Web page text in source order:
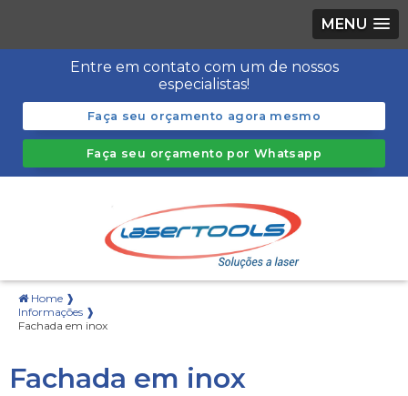
MENU
Entre em contato com um de nossos
especialistas!
Faça seu orçamento agora mesmo
Faça seu orçamento por Whatsapp
Home ❱
Informações ❱
Fachada em inox
Fachada em inox